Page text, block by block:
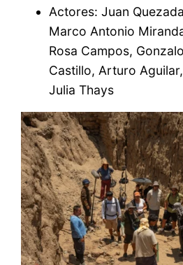
Actores: Juan
Marco Antonio
Rosa Campos,
Castillo, Arturo
Julia Thays